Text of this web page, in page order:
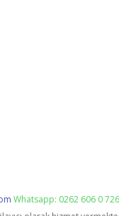
Whatsapp: 0262 606 0 726